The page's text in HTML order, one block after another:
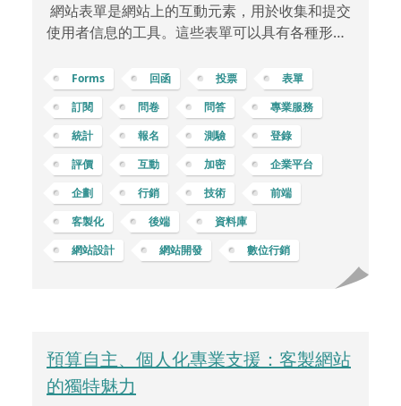
網站表單是網站上的互動元素，用於收集和提交
使用者信息的工具。這些表單可以具有各種形式
名、回函抽獎、心理測驗等等。 訂閱表單：用於
收集使用者的電子郵件地址，以便定期發送最新
消息、特別優惠或通訊。聯絡表單：讓訪客可以
與網站管理員或業務聯絡，提供反饋、詢問問題
或索取更多資訊。評論表單：供訪客在網站文
章、產品頁面或社群媒體上發表評論或意見。問
卷調查表單：用於收集使用者的觀點、反饋或市
場調查，幫助了解使用者需求和喜好。活動報名
表單：讓人們報名參加線上或線
Forms 回函 投票
表單
訂閱
問卷 問答
專業服務
統計
報名 測驗
登錄
評價
互動 加密
企業平台
企劃
行銷 技術
前端
客製化
後端
資料庫
網站設計
網站開發 數位行銷
預算自主、個人化專業支援：客製網站
的獨特魅力